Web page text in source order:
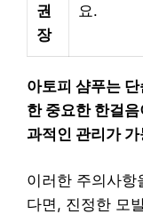
권
장
요.
아토피 샴푸는
한 중요한 한걸
과적인 관리가
이러한 주의사항
다면, 진정한 모